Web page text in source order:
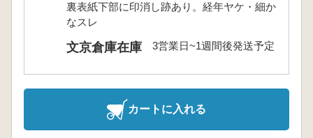
裏表紙下部に印消し跡あり。経年ヤケ・細か
なスレ
文京倉庫在庫 3営業日~1週間後発送予定
カートに入れる